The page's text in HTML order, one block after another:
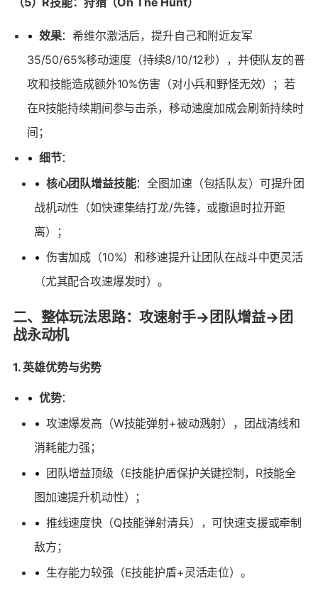
• 效果：希维尔激活后，提升自己和附近友军
35/50/65%移动速度（持续8/10/12秒），并使队友的普
攻和技能造成额外10%伤害（对小兵和野怪无效）；若
在R技能持续期间参与击杀，移动速度加成会刷新持续时
间；
• 细节：
• 核心团队增益技能：全图加速（包括队友）可提升团
战机动性（如快速集结打龙/先锋，或撤退时拉开距
离）；
• 伤害加成（10%）和移速提升让团队在战斗中更灵活
（尤其配合攻速爆发时）。
二、整体玩法思路：攻速射手→团队增益→团
战永动机
1. 英雄优势与劣势
• 优势：
• 攻速爆发高（W技能弹射+被动溅射），团战清线和
消耗能力强；
• 团队增益顶级（E技能护盾保护关键控制，R技能全
图加速提升机动性）；
• 推线速度快（Q技能弹射清兵），可快速支援或牵制
敌方；
• 生存能力较强（E技能护盾+灵活走位）。